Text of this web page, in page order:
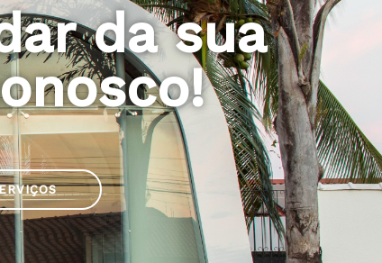
da sua